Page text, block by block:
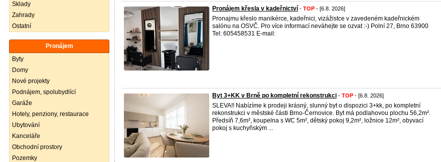
Sklady
Zahrady
Ostatní
Pronájem
Byty
Domy
Nové projekty
Podnájem, spolubydlící
Garáže
Hotely, penziony, restaurace
Ubytování
Kanceláře
Obchodní prostory
Pozemky
Pronájem křesla v kadeřnictví - TOP - [6.8. 2026]
Pronajmu křeslo manikérce, kadeřnici, vizážistce v zavedeném kadeřnickém
salónu na OSVČ. Pro více informací neváhejte se ozvat :-) Polní 27, Brno 63900
Tel: 605458531 E-mail:
Byt 3+KK v Brně po kompletní rekonstrukci - TOP - [6.8. 2026]
SLEVA!! Nabízíme k prodeji krásný, slunný byt o dispozici 3+kk, po kompletní
rekonstrukci v městské části Brno-Černovice. Byt má podlahovou plochu 56,2m².
Předsíň 7,6m², koupelna s WC 5m², dětský pokoj 9,2m², ložnice 12m², obyvací
pokoj s kuchyňským ...